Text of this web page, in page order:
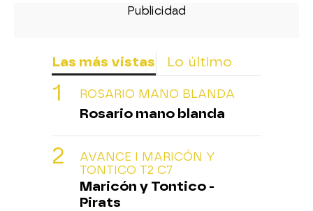
Las más vistas Lo último
ROSARIO MANO BLANDA
Rosario mano blanda
AVANCE I MARICÓN Y
TONTICO T2 C7
Maricón y Tontico -
Pirats